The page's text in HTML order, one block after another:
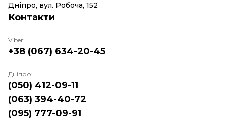
Дніпро, вул. Робоча, 152
Контакти
Viber:
+38 (067) 634-20-45
Дніпро:
(050) 412-09-11
(063) 394-40-72
(095) 777-09-91